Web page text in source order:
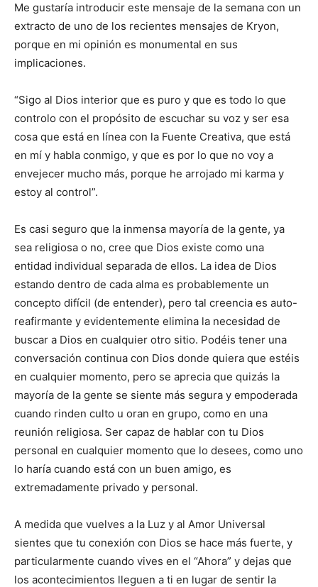
Me gustaría introducir este mensaje de la semana con un
extracto de uno de los recientes mensajes de Kryon,
porque en mi opinión es monumental en sus
implicaciones.
“Sigo al Dios interior que es puro y que es todo lo que
controlo con el propósito de escuchar su voz y ser esa
cosa que está en línea con la Fuente Creativa, que está
en mí y habla conmigo, y que es por lo que no voy a
envejecer mucho más, porque he arrojado mi karma y
estoy al control”.
Es casi seguro que la inmensa mayoría de la gente, ya
sea religiosa o no, cree que Dios existe como una
entidad individual separada de ellos. La idea de Dios
estando dentro de cada alma es probablemente un
concepto difícil (de entender), pero tal creencia es auto-
reafirmante y evidentemente elimina la necesidad de
buscar a Dios en cualquier otro sitio. Podéis tener una
conversación continua con Dios donde quiera que estéis
en cualquier momento, pero se aprecia que quizás la
mayoría de la gente se siente más segura y empoderada
cuando rinden culto u oran en grupo, como en una
reunión religiosa. Ser capaz de hablar con tu Dios
personal en cualquier momento que lo desees, como uno
lo haría cuando está con un buen amigo, es
extremadamente privado y personal.
A medida que vuelves a la Luz y al Amor Universal
sientes que tu conexión con Dios se hace más fuerte, y
particularmente cuando vives en el “Ahora” y dejas que
los acontecimientos lleguen a ti en lugar de sentir la